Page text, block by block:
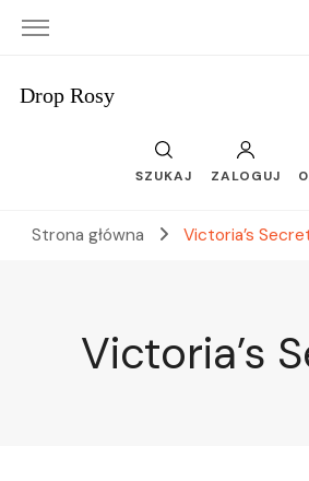
Drop Rosy
SZUKAJ ZALOGUJ
Strona główna Victoria’s
Victoria’s